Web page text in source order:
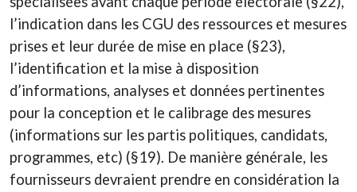
l’indication dans les CGU des ressources et mesures
prises et leur durée de mise en place (§23),
l’identification et la mise à disposition
d’informations, analyses et données pertinentes
pour la conception et le calibrage des mesures
(informations sur les partis politiques, candidats,
programmes, etc) (§19). De manière générale, les
fournisseurs devraient prendre en considération la